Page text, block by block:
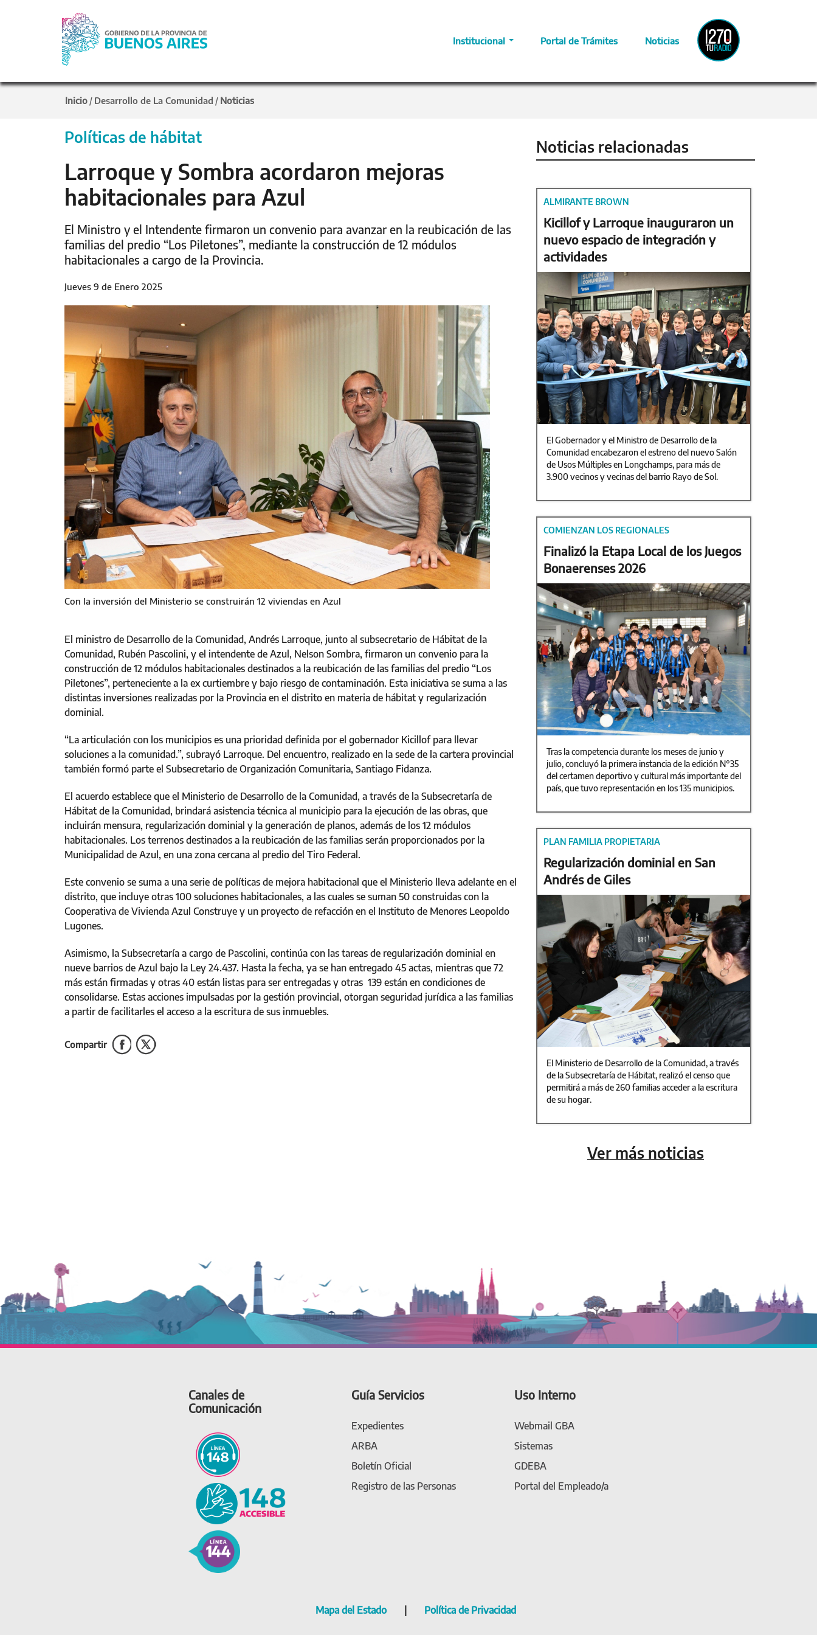
Institucional Portal de Trámites Noticias
Radio
Provincia
Inicio / Desarrollo de La Comunidad / Noticias
Políticas de hábitat
Larroque y Sombra acordaron mejoras
habitacionales para Azul
El Ministro y el Intendente firmaron un convenio para avanzar en la reubicación de las
familias del predio “Los Piletones”, mediante la construcción de 12 módulos
habitacionales a cargo de la Provincia.
Jueves 9 de Enero 2025
Con la inversión del Ministerio se construirán 12 viviendas en Azul
El ministro de Desarrollo de la Comunidad, Andrés Larroque, junto al subsecretario de Hábitat de la
Comunidad, Rubén Pascolini, y el intendente de Azul, Nelson Sombra, firmaron un convenio para la
construcción de 12 módulos habitacionales destinados a la reubicación de las familias del predio “Los
Piletones”, perteneciente a la ex curtiembre y bajo riesgo de contaminación. Esta iniciativa se suma a las
distintas inversiones realizadas por la Provincia en el distrito en materia de hábitat y regularización
dominial.
“La articulación con los municipios es una prioridad definida por el gobernador Kicillof para llevar
soluciones a la comunidad.”, subrayó Larroque. Del encuentro, realizado en la sede de la cartera provincial
también formó parte el Subsecretario de Organización Comunitaria, Santiago Fidanza.
El acuerdo establece que el Ministerio de Desarrollo de la Comunidad, a través de la Subsecretaría de
Hábitat de la Comunidad, brindará asistencia técnica al municipio para la ejecución de las obras, que
incluirán mensura, regularización dominial y la generación de planos, además de los 12 módulos
habitacionales. Los terrenos destinados a la reubicación de las familias serán proporcionados por la
Municipalidad de Azul, en una zona cercana al predio del Tiro Federal.
Este convenio se suma a una serie de políticas de mejora habitacional que el Ministerio lleva adelante en el
distrito, que incluye otras 100 soluciones habitacionales, a las cuales se suman 50 construidas con la
Cooperativa de Vivienda Azul Construye y un proyecto de refacción en el Instituto de Menores Leopoldo
Lugones.
Asimismo, la Subsecretaría a cargo de Pascolini, continúa con las tareas de regularización dominial en
nueve barrios de Azul bajo la Ley 24.437. Hasta la fecha, ya se han entregado 45 actas, mientras que 72
más están firmadas y otras 40 están listas para ser entregadas y otras 139 están en condiciones de
consolidarse. Estas acciones impulsadas por la gestión provincial, otorgan seguridad jurídica a las familias
a partir de facilitarles el acceso a la escritura de sus inmuebles.
Compartir
Noticias relacionadas
ALMIRANTE BROWN
Kicillof y Larroque inauguraron un
nuevo espacio de integración y
actividades
El Gobernador y el Ministro de Desarrollo de la
Comunidad encabezaron el estreno del nuevo Salón
de Usos Múltiples en Longchamps, para más de
3.900 vecinos y vecinas del barrio Rayo de Sol.
COMIENZAN LOS REGIONALES
Finalizó la Etapa Local de los Juegos
Bonaerenses 2026
Tras la competencia durante los meses de junio y
julio, concluyó la primera instancia de la edición N°35
del certamen deportivo y cultural más importante del
país, que tuvo representación en los 135 municipios.
PLAN FAMILIA PROPIETARIA
Regularización dominial en San
Andrés de Giles
El Ministerio de Desarrollo de la Comunidad, a través
de la Subsecretaría de Hábitat, realizó el censo que
permitirá a más de 260 familias acceder a la escritura
de su hogar.
Ver más noticias
Canales de
Comunicación
Guía Servicios
Expedientes
ARBA
Boletín Oficial
Registro de las Personas
Uso Interno
Webmail GBA
Sistemas
GDEBA
Portal del Empleado/a
Mapa del Estado Política de Privacidad